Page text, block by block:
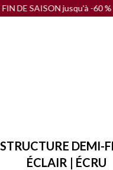
jusqu'à -60 % |
DEMI-
ÉCLAIR | ÉCRU